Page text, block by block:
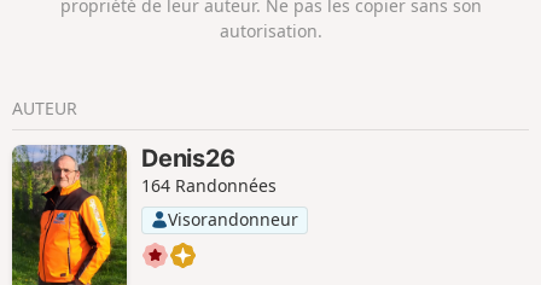
propriété de leur auteur. Ne pas les copier sans son
autorisation.
AUTEUR
Denis26
164 Randonnées
Visorandonneur